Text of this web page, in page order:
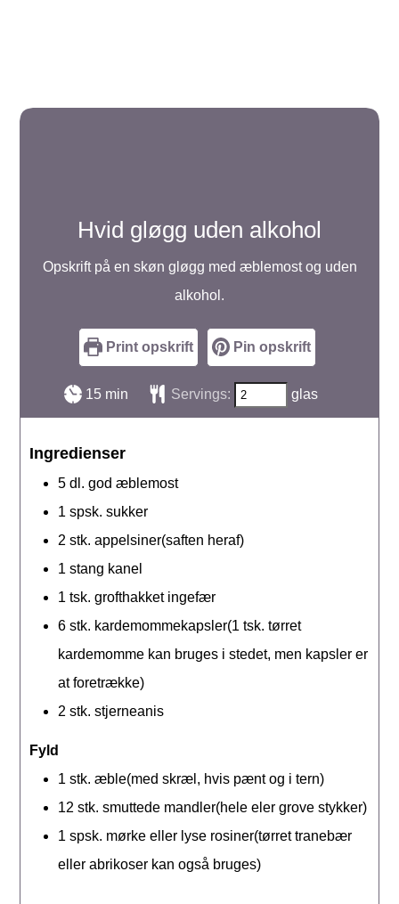
Hvid gløgg uden alkohol
Opskrift på en skøn gløgg med æblemost og uden
alkohol.
Print opskrift Pin opskrift
15minutter
min Servings: glas
Ingredienser
5 dl. god æblemost
1 spsk. sukker
2 stk. appelsiner(saften heraf)
1 stang kanel
1 tsk. grofthakket ingefær
6 stk. kardemommekapsler(1 tsk. tørret
kardemomme kan bruges i stedet, men kapsler er
at foretrække)
2 stk. stjerneanis
Fyld
1 stk. æble(med skræl, hvis pænt og i tern)
12 stk. smuttede mandler(hele eler grove stykker)
1 spsk. mørke eller lyse rosiner(tørret tranebær
eller abrikoser kan også bruges)